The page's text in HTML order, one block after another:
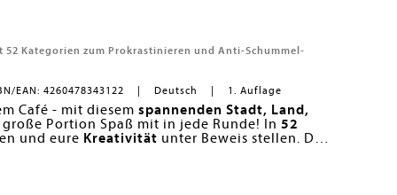
Kategorien zum Prokrastinieren und Anti-Schummel-
EAN: 4260478343122 Deutsch 1. Auflage
Café - mit diesem spannenden Stadt, Land,
Portion Spaß mit in jede Runde! In 52
und eure Kreativität unter Beweis stellen. Der